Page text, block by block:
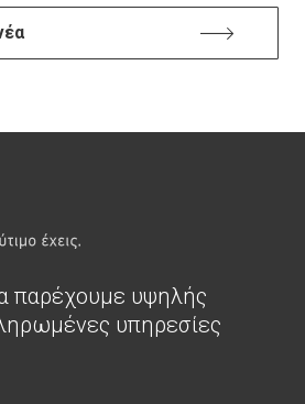
παρέχουμε υψηλής
υπηρεσίες